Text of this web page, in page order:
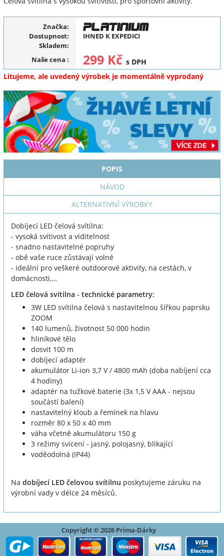
Značka:
Dostupnost:
IHNED K EXPEDICI
Skladem:
Naše cena : 299 Kč s DPH
Litujeme, ale uvedený výrobek je momentálně vyprodaný
POPIS
NÁVOD
ALTERNATIVNÍ VÝROBKY
Dobíjecí LED čelová svítilna:
- vysoká svítivost a viditelnost
- snadno nastavitelné popruhy
- obě vaše ruce zůstávají volné
- ideální pro veškeré outdoorové aktivity, na cestách, v
domácnosti,…
LED čelová svítilna - technické parametry:
3W LED svítilna čelová s nastavitelnou šířkou paprsku
ZOOM
140 lumenů, životnost 50 000 hodin
hliníkové tělo
dosvit 100 m
dobíjecí adaptér
akumulátor Li-ion 3,7 V / 4800 mAh (doba nabíjení cca
4 hodiny)
adaptér na tužkové baterie (3x 1,5 V AAA - nejsou
součástí balení)
nastavitelný kloub a řemínek na hlavu
rozměr 80 x 50 x 40 mm
váha včetně akumulátoru 150 g
3 režimy svícení - jasný, polojasný, blikající
voděodolná (IP44)
Na dobíjecí LED čelovou svítilnu poskytujeme záruku na
výrobní vady v délce 24 měsíců.
Copyright © 2026 Prima-Dárky